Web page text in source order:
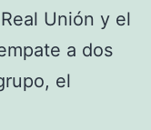
Unión y el
a dos
el